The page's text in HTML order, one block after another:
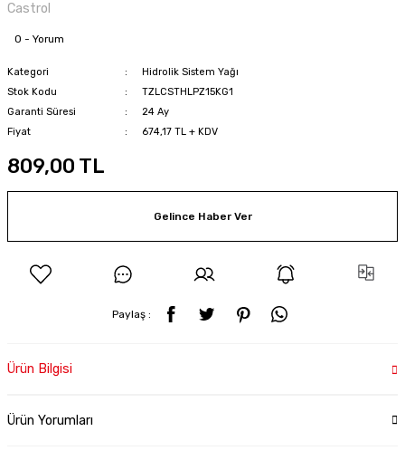
Castrol
0 - Yorum
Kategori
Hidrolik Sistem Yağı
Stok Kodu
TZLCSTHLPZ15KG1
Garanti Süresi
24 Ay
Fiyat
674,17 TL + KDV
809,00 TL
Gelince Haber Ver
Paylaş :
Ürün Bilgisi
Ürün Yorumları